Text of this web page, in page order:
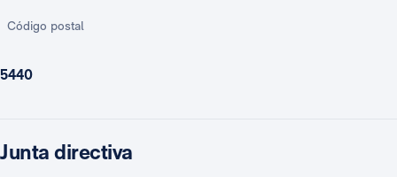
Código postal
5440
Junta directiva